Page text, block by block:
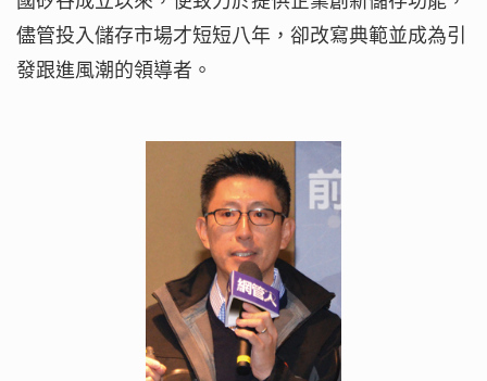
儘管投入儲存市場才短短八年，卻改寫典範並成為引
發跟進風潮的領導者。